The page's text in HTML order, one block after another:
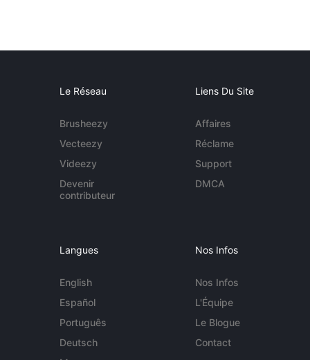
Le Réseau
Brusheezy
Vecteezy
Videezy
Devenir
contributeur
Liens Du Site
Affaires
Réclame
Support
DMCA
Langues
English
Español
Português
Deutsch
Nos Infos
Nos Infos
L'Équipe
Le Blogue
Contact